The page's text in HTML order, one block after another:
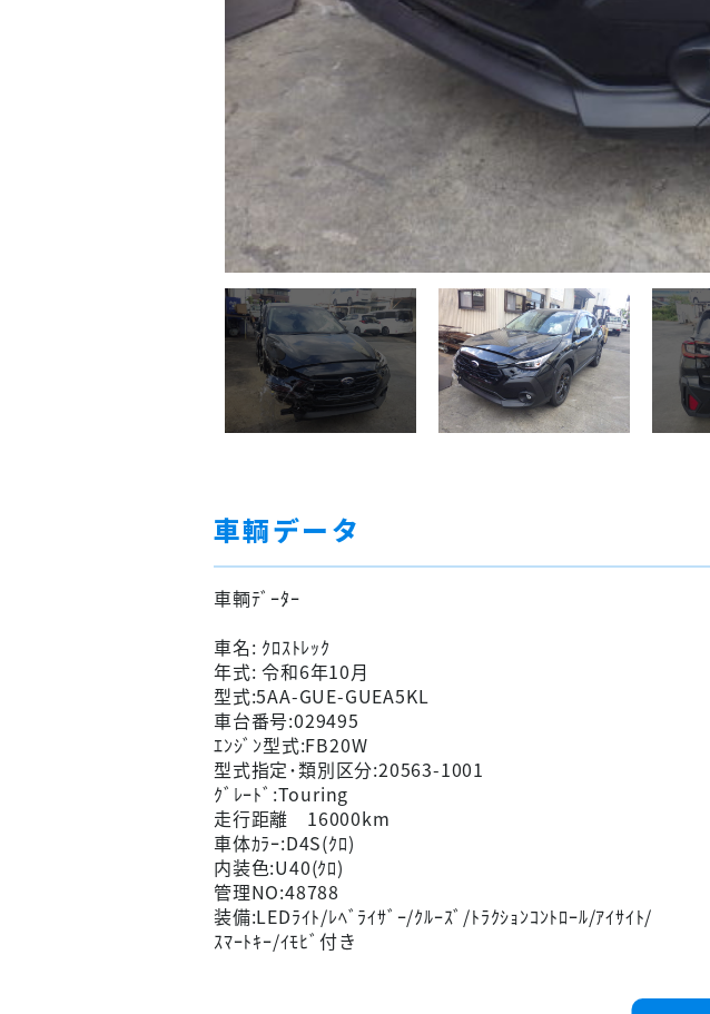
車輌データ
車輌ﾃﾞｰﾀｰ
車名: ｸﾛｽﾄﾚｯｸ
年式: 令和6年10月
型式:5AA-GUE-GUEA5KL
車台番号:029495
ｴﾝｼﾞﾝ型式:FB20W
型式指定･類別区分:20563-1001
ｸﾞﾚｰﾄﾞ:Touring
走行距離 16000km
車体ｶﾗｰ:D4S(ｸﾛ)
内装色:U40(ｸﾛ)
管理NO:48788
装備:LEDﾗｲﾄ/ﾚﾍﾞﾗｲｻﾞｰ/ｸﾙｰｽﾞ/ﾄﾗｸｼｮﾝｺﾝﾄﾛｰﾙ/ｱｲｻｲﾄ/
ｽﾏｰﾄｷｰ/ｲﾓﾋﾞ付き